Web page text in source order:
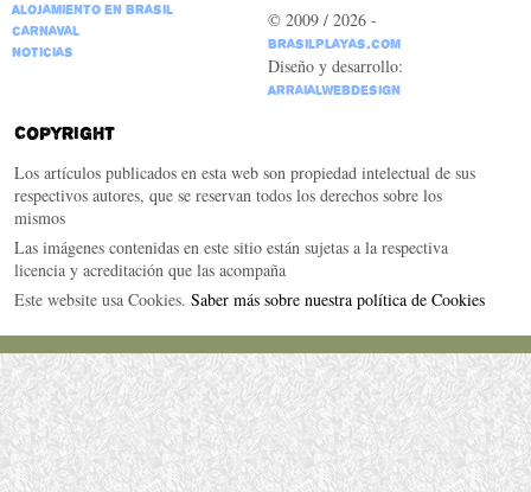
Alojamiento en Brasil
Carnaval
Noticias
© 2009 / 2026 -
BrasilPlayas.com
Diseño y desarrollo:
ArraialWebDesign
Copyright
Los artículos publicados en esta web son propiedad intelectual de sus
respectivos autores, que se reservan todos los derechos sobre los
mismos
Las imágenes contenidas en este sitio están sujetas a la respectiva
licencia y acreditación que las acompaña
Este website usa Cookies. Saber más sobre nuestra política de Cookies